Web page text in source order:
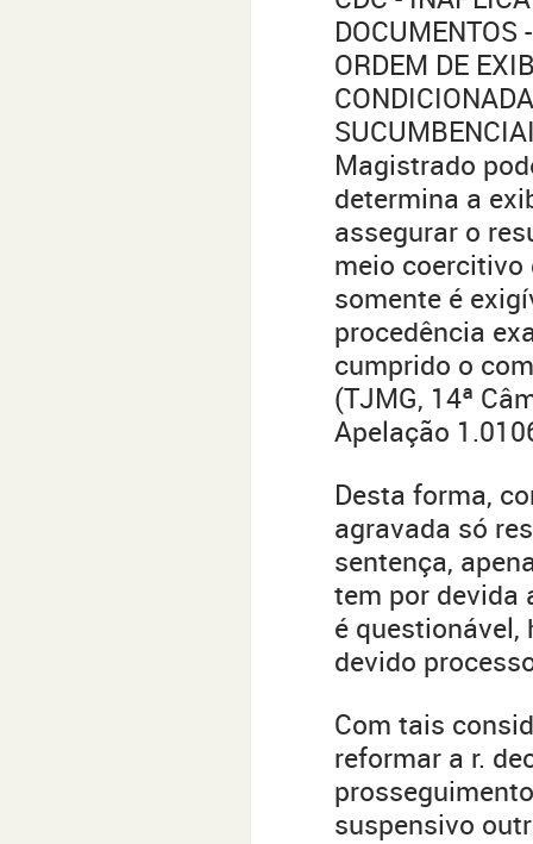
DOCUMENTOS
ORDEM DE
Magistrado
determina a
assegurar o
meio
somente é
procedência
cumprido o
(TJMG, 14ª
Apelação
Desta forma,
agravada só
sentença,
tem por devida
é
devido
Com tais
reformar a r.
suspensivo